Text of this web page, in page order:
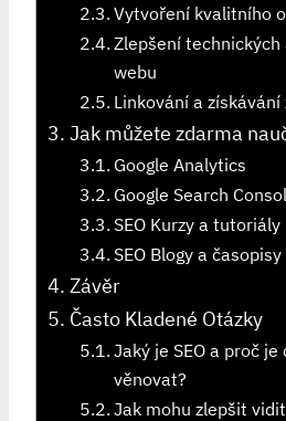
Vytvoření kvalitního
Zlepšení
webu
Linkování a
Jak můžete zdarma
Google Analytics
Google Search
SEO Kurzy a tutoriály
SEO Blogy a časopisy
Závěr
Často Kladené Otázky
Jaký je SEO a proč
věnovat?
Jak mohu zlepšit